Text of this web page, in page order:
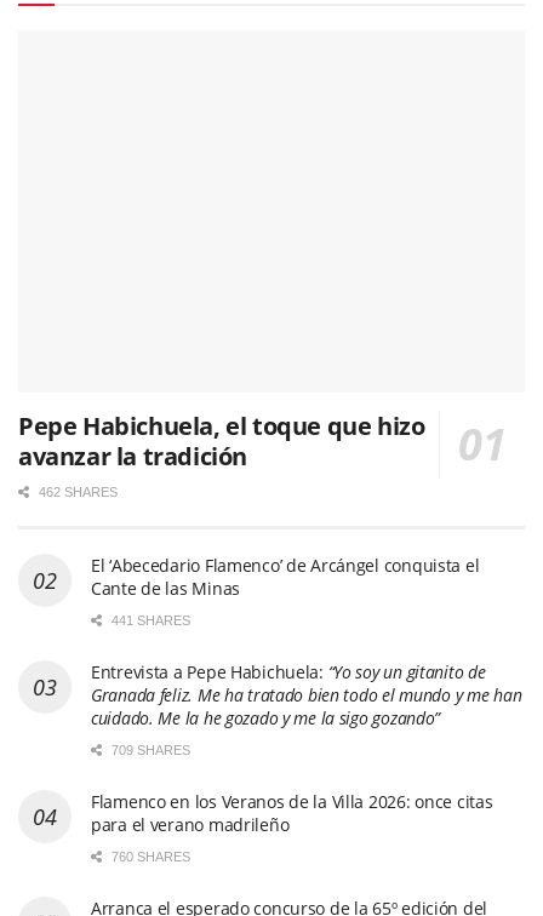
Pepe Habichuela, el toque que hizo
avanzar la tradición
462 SHARES
El ‘Abecedario Flamenco’ de Arcángel conquista el
Cante de las Minas
441 SHARES
Entrevista a Pepe Habichuela: “Yo soy un gitanito de
Granada feliz. Me ha tratado bien todo el mundo y me han
cuidado. Me la he gozado y me la sigo gozando”
709 SHARES
Flamenco en los Veranos de la Villa 2026: once citas
para el verano madrileño
760 SHARES
Arranca el esperado concurso de la 65º edición del